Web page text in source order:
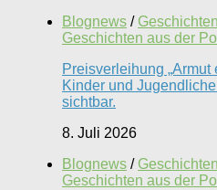
Blognews /
Geschichten aus der
Preisverleihung „Armut
Kinder und
sichtbar.
8. Juli 2026
Blognews /
Geschichten aus der